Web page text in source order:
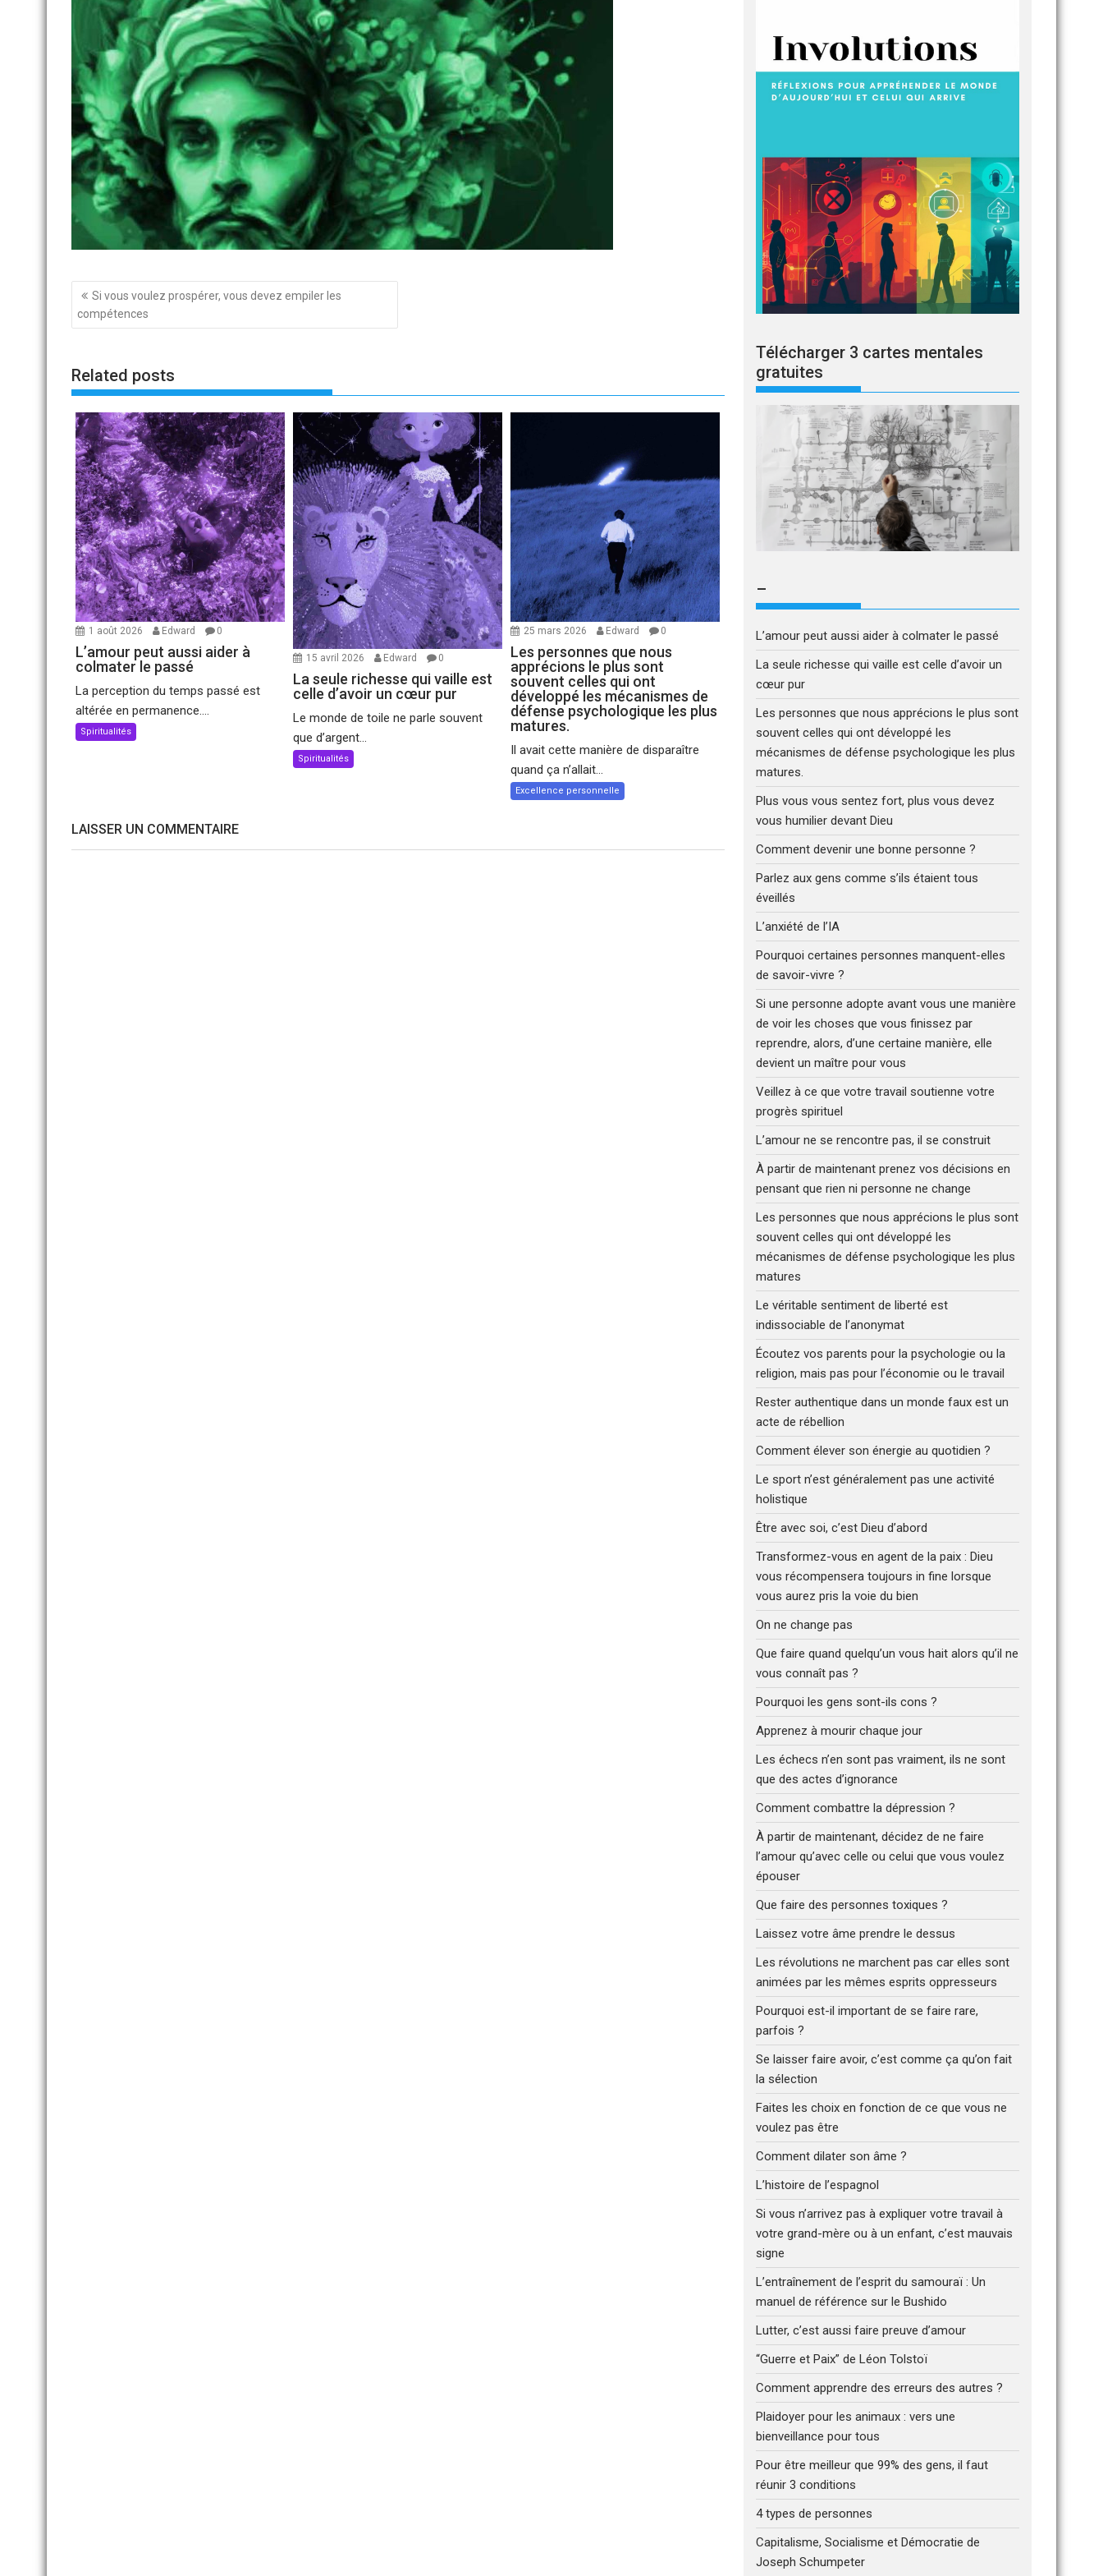
Navigation
de
l’article
Si vous voulez prospérer, vous devez empiler les
compétences
Related posts
1 août 2026 Edward 0
L’amour peut aussi aider à
colmater le passé
La perception du temps passé est
altérée en permanence....
Spiritualités
15 avril 2026 Edward 0
La seule richesse qui vaille est
celle d’avoir un cœur pur
Le monde de toile ne parle souvent
que d’argent...
Spiritualités
25 mars 2026 Edward 0
Les personnes que nous
apprécions le plus sont
souvent celles qui ont
développé les mécanismes de
défense psychologique les plus
matures.
Il avait cette manière de disparaître
quand ça n’allait...
Excellence personnelle
LAISSER UN COMMENTAIRE
Télécharger 3 cartes mentales
gratuites
–
L’amour peut aussi aider à colmater le passé
La seule richesse qui vaille est celle d’avoir un
cœur pur
Les personnes que nous apprécions le plus sont
souvent celles qui ont développé les
mécanismes de défense psychologique les plus
matures.
Plus vous vous sentez fort, plus vous devez
vous humilier devant Dieu
Comment devenir une bonne personne ?
Parlez aux gens comme s’ils étaient tous
éveillés
L’anxiété de l’IA
Pourquoi certaines personnes manquent-elles
de savoir-vivre ?
Si une personne adopte avant vous une manière
de voir les choses que vous finissez par
reprendre, alors, d’une certaine manière, elle
devient un maître pour vous
Veillez à ce que votre travail soutienne votre
progrès spirituel
L’amour ne se rencontre pas, il se construit
À partir de maintenant prenez vos décisions en
pensant que rien ni personne ne change
Les personnes que nous apprécions le plus sont
souvent celles qui ont développé les
mécanismes de défense psychologique les plus
matures
Le véritable sentiment de liberté est
indissociable de l’anonymat
Écoutez vos parents pour la psychologie ou la
religion, mais pas pour l’économie ou le travail
Rester authentique dans un monde faux est un
acte de rébellion
Comment élever son énergie au quotidien ?
Le sport n’est généralement pas une activité
holistique
Être avec soi, c’est Dieu d’abord
Transformez-vous en agent de la paix : Dieu
vous récompensera toujours in fine lorsque
vous aurez pris la voie du bien
On ne change pas
Que faire quand quelqu’un vous hait alors qu’il ne
vous connaît pas ?
Pourquoi les gens sont-ils cons ?
Apprenez à mourir chaque jour
Les échecs n’en sont pas vraiment, ils ne sont
que des actes d’ignorance
Comment combattre la dépression ?
À partir de maintenant, décidez de ne faire
l’amour qu’avec celle ou celui que vous voulez
épouser
Que faire des personnes toxiques ?
Laissez votre âme prendre le dessus
Les révolutions ne marchent pas car elles sont
animées par les mêmes esprits oppresseurs
Pourquoi est-il important de se faire rare,
parfois ?
Se laisser faire avoir, c’est comme ça qu’on fait
la sélection
Faites les choix en fonction de ce que vous ne
voulez pas être
Comment dilater son âme ?
L’histoire de l’espagnol
Si vous n’arrivez pas à expliquer votre travail à
votre grand-mère ou à un enfant, c’est mauvais
signe
L’entraînement de l’esprit du samouraï : Un
manuel de référence sur le Bushido
Lutter, c’est aussi faire preuve d’amour
“Guerre et Paix” de Léon Tolstoï
Comment apprendre des erreurs des autres ?
Plaidoyer pour les animaux : vers une
bienveillance pour tous
Pour être meilleur que 99% des gens, il faut
réunir 3 conditions
4 types de personnes
Capitalisme, Socialisme et Démocratie de
Joseph Schumpeter